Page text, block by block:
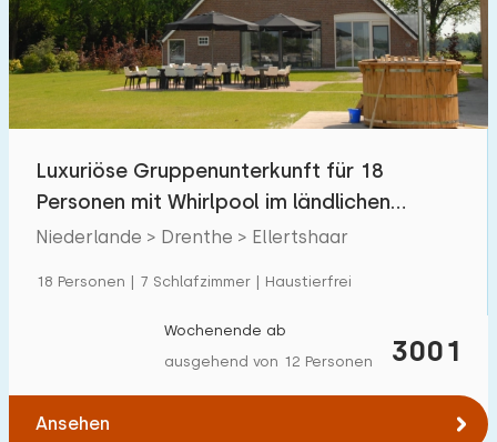
Schwimmbad 0
Eingezäunter Garten 2
Haustierfrei 13
Ladestation Auto
€ 0 — € 1000+
Luxuriöse Gruppenunterkunft für 18
Personen mit Whirlpool im ländlichen
Ellertshaar in Dre
Niederlande > Drenthe > Ellertshaar
18 Personen | 7 Schlafzimmer | Haustierfrei
3001
Wochenende ab
ausgehend von 12 Personen
Ansehen